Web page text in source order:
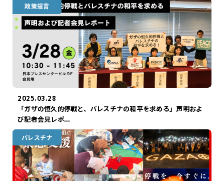
ガザ
政策提言
2025.03.28
「ガザの恒久的停戦と、パレスチナの和平を求める」声明およ
び記者会見レポ...
ガザ
パレスチナ